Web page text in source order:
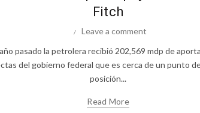
Fitch
Leave a comment
pasado la petrolera recibió 202,569 mdp de
del gobierno federal que es cerca de un punto
posición...
Read More